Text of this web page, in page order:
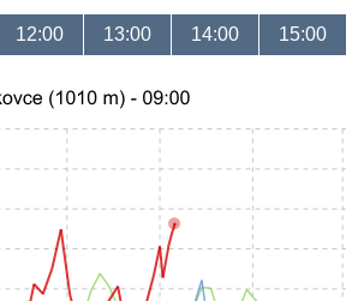
12:00 13:00 14:00 15:00